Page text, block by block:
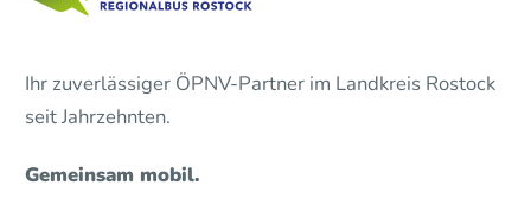
Ihr zuverlässiger ÖPNV-Partner im Landkreis Rostock
seit Jahrzehnten.
Gemeinsam mobil.